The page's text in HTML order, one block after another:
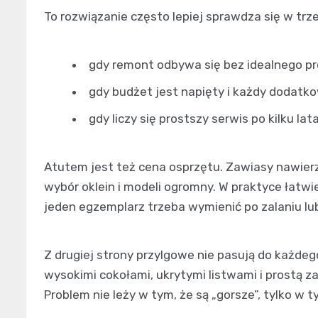
To rozwiązanie często lepiej sprawdza się w
gdy remont odbywa się bez idealnego
gdy budżet jest napięty i każdy
gdy liczy się prostszy serwis po kilku
Atutem jest też cena osprzętu. Zawiasy
wybór oklein i modeli ogromny. W praktyce
jeden egzemplarz trzeba wymienić po zalaniu
Z drugiej strony przylgowe nie pasują do
wysokimi cokołami, ukrytymi listwami i prostą
Problem nie leży w tym, że są „gorsze”, tylko